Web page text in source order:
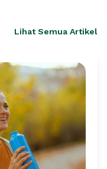
Lihat Semua Artikel